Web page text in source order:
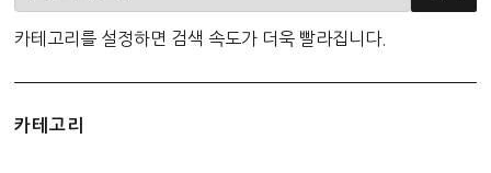
카테고리를 설정하면 검색 속도가 더욱 빨라집니다.
카테고리